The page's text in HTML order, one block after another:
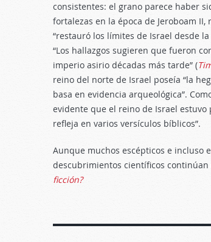
consistentes: el grano parece haber
fortalezas en la época de Jeroboam
“restauró los límites de Israel desde
“Los hallazgos sugieren que fueron
imperio asirio décadas más tarde” (
reino del norte de Israel poseía “la
basa en evidencia arqueológica”.
evidente que el reino de Israel
refleja en varios versículos bíblicos”.
Aunque muchos escépticos e incluso
descubrimientos científicos
ficción?